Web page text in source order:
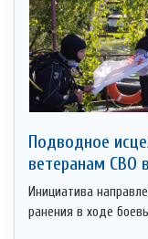
Подводное
ветеранам СВО
Инициатива
ранения в ходе